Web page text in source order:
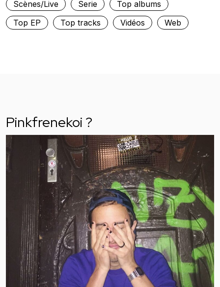
Scènes/Live
Serie
Top albums
Top EP
Top tracks Vidéos Web
Pinkfrenekoi ?